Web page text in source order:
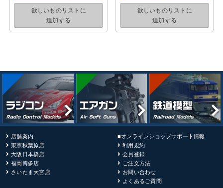
欲しいものリストに
追加する
欲しいものリストに
追加する
店舗案内
東京秋葉原店
大阪日本橋店
福岡博多店
さいたま大宮店
■オンラインショップサポート情報
利用規約
会員登録
ご注文方法
お問い合わせ
よくあるご質問